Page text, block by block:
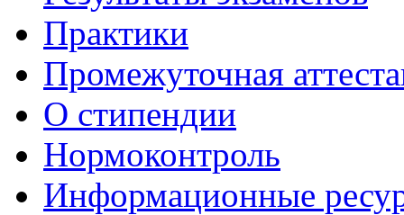
Практики
Промежуточная
О стипендии
Нормоконтроль
Информационные